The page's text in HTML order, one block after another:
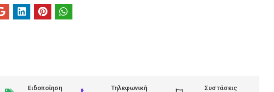
Ειδοποίηση
Τηλεφωνική
Συστάσεις